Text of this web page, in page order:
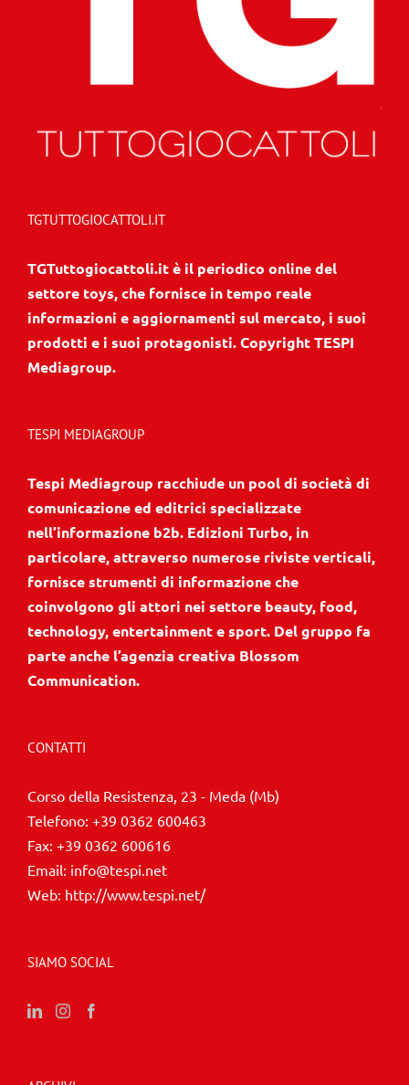
TGTUTTOGIOCATTOLI.IT
TGTuttogiocattoli.it è il periodico online del
settore toys, che fornisce in tempo reale
informazioni e aggiornamenti sul mercato, i suoi
prodotti e i suoi protagonisti. Copyright TESPI
Mediagroup.
TESPI MEDIAGROUP
Tespi Mediagroup racchiude un pool di società di
comunicazione ed editrici specializzate
nell’informazione b2b. Edizioni Turbo, in
particolare, attraverso numerose riviste verticali,
fornisce strumenti di informazione che
coinvolgono gli attori nei settore beauty, food,
technology, entertainment e sport. Del gruppo fa
parte anche l’agenzia creativa Blossom
Communication.
CONTATTI
Corso della Resistenza, 23 - Meda (Mb)
Telefono: +39 0362 600463
Fax: +39 0362 600616
Email: info@tespi.net
Web: http://www.tespi.net/
SIAMO SOCIAL